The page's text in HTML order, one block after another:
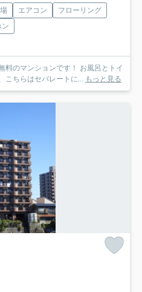
エアコン
フローリング
ン
ションです！ お風呂とトイ
こちらはセパレートに... もっと見る